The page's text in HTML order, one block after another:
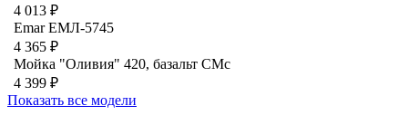
4 013 ₽
Emar ЕМЛ-5745
4 365 ₽
Мойка "Оливия" 420, базальт СМс
4 399 ₽
Показать все модели